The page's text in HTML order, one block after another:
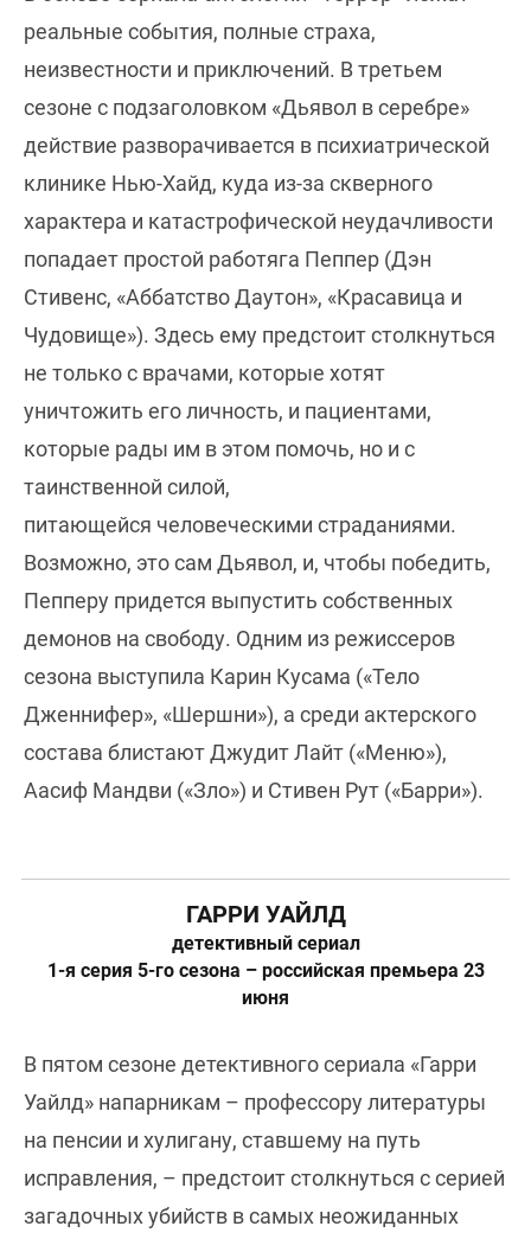
реальные события, полные страха,
неизвестности и приключений. В третьем
сезоне с подзаголовком «Дьявол в серебре»
действие разворачивается в психиатрической
клинике Нью-Хайд, куда из-за скверного
характера и катастрофической неудачливости
попадает простой работяга Пеппер (Дэн
Стивенс, «Аббатство Даутон», «Красавица и
Чудовище»). Здесь ему предстоит столкнуться
не только с врачами, которые хотят
уничтожить его личность, и пациентами,
которые рады им в этом помочь, но и с
таинственной силой,
питающейся человеческими страданиями.
Возможно, это сам Дьявол, и, чтобы победить,
Пепперу придется выпустить собственных
демонов на свободу. Одним из режиссеров
сезона выступила Карин Кусама («Тело
Дженнифер», «Шершни»), а среди актерского
состава блистают Джудит Лайт («Меню»),
Аасиф Мандви («Зло») и Стивен Рут («Барри»).
ГАРРИ УАЙЛД
детективный сериал
1-я серия 5-го сезона – российская премьера 23
июня
В пятом сезоне детективного сериала «Гарри
Уайлд» напарникам – профессору литературы
на пенсии и хулигану, ставшему на путь
исправления, – предстоит столкнуться с серией
загадочных убийств в самых неожиданных